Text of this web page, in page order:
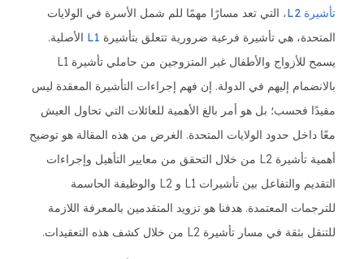
تأشيرة L2،
التي تعد مسارًا مهمًا للم شمل الأسرة في الولايات
المتحدة، هي تأشيرة فرعية ضرورية تتعلق بتأشيرة L1 الأصلية.
يسمح للأزواج والأطفال غير المتزوجين من حاملي تأشيرة L1
بالانضمام إليهم في الدولة. إن فهم إجراءات التأشيرة المعقدة ليس
مفيدًا فحسب؛ بل هو أمر بالغ الأهمية للعائلات التي تحاول العيش
معًا داخل حدود الولايات المتحدة. الغرض من هذه المقالة هو توضيح
أهمية تأشيرة L2 من خلال التحقق من معايير التأهيل وإجراءات
التقديم والتفاعل بين تأشيرات L1 و L2 والوظيفة الحاسمة
للترجمات المعتمدة. هدفنا هو تزويد المتقدمين بالمعرفة اللازمة
للتنقل بثقة في مسار تأشيرة L2 من خلال كشف هذه التعقيدات.